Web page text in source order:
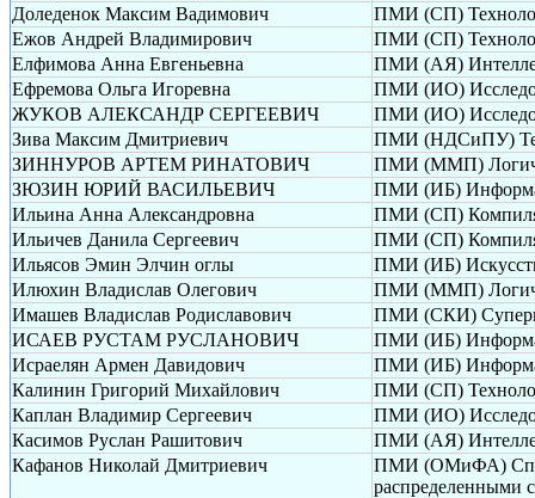
Доледенок Максим Вадимович
ПМИ (СП)
Ежов Андрей Владимирович
ПМИ (СП)
Елфимова Анна Евгеньевна
ПМИ (АЯ)
Ефремова Ольга Игоревна
ПМИ (ИО)
ЖУКОВ АЛЕКСАНДР СЕРГЕЕВИЧ
ПМИ (ИО)
Зива Максим Дмитриевич
ПМИ (НДСиПУ)
ЗИННУРОВ АРТЕМ РИНАТОВИЧ
ПМИ (ММП)
ЗЮЗИН ЮРИЙ ВАСИЛЬЕВИЧ
ПМИ (ИБ)
Ильина Анна Александровна
ПМИ (СП)
Ильичев Данила Сергеевич
ПМИ (СП)
Ильясов Эмин Элчин оглы
ПМИ (ИБ)
Илюхин Владислав Олегович
ПМИ (ММП)
Имашев Владислав Родиславович
ПМИ (СКИ)
ИСАЕВ РУСТАМ РУСЛАНОВИЧ
ПМИ (ИБ)
Исраелян Армен Давидович
ПМИ (ИБ)
Калинин Григорий Михайлович
ПМИ (СП)
Каплан Владимир Сергеевич
ПМИ (ИО)
Касимов Руслан Рашитович
ПМИ (АЯ)
Кафанов Николай Дмитриевич
ПМИ (ОМиФА)
распределенными